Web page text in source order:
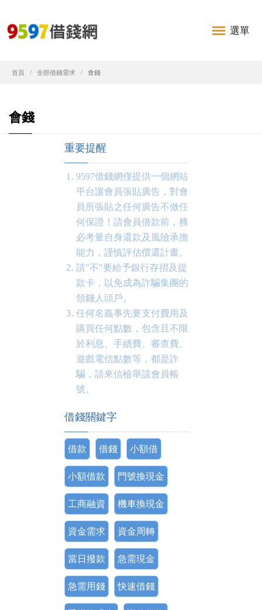
選單
首頁 全部借錢需求 會錢
會錢
重要提醒
9597借錢網僅提供一個網站
平台讓會員張貼廣告，對會
員所張貼之任何廣告不做任
何保證！請會員借款前，務
必考量自身還款及風險承擔
能力，謹慎評估償還計畫。
請"不"要給予銀行存摺及提
款卡，以免成為詐騙集團的
領錢人頭戶。
任何名義事先要支付費用及
購買任何點數，包含且不限
於利息、手續費、審查費、
遊戲電信點數等，都是詐
騙，請來信檢舉該會員帳
號。
借錢關鍵字
借款 借錢 小額借
小額借款 門號換現金
工商融資 機車換現金
資金需求 資金周轉
當日撥款 急需現金
急需用錢 快速借錢